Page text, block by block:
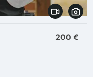
200 €